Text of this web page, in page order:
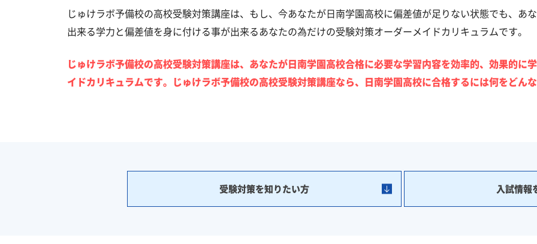
じゅけラボ予備校の高校受験対策講座は、もし、今あなたが日南学園高校に偏差値が足りない状態でも、あ
出来る学力と偏差値を身に付ける事が出来るあなたの為だけの受験対策オーダーメイドカリキュラムです。
じゅけラボ予備校の高校受験対策講座は、あなたが日南学園高校合格に必要な学習内容を効率的、効果的に
イドカリキュラムです。じゅけラボ予備校の高校受験対策講座なら、日南学園高校に合格するには何をどん
受験対策を知りたい方 入試情報